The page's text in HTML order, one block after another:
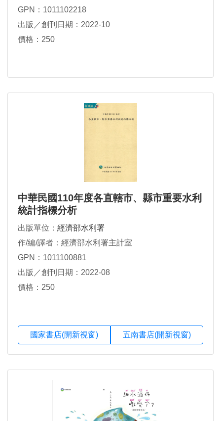
GPN：1011102218
出版／創刊日期：2022-10
價格：250
中華民國110年度各直轄市、縣市重要水利
統計指標分析
出版單位： 經濟部水利署
作/編/譯者：經濟部水利署主計室
GPN：1011100881
出版／創刊日期：2022-08
價格：250
國家書店(開新視窗) 五南書店(開新視窗)